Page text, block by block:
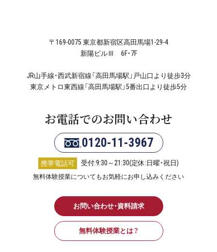
〒169-0075 東京都新宿区高田馬場1-29-4
新陽ビルⅢ 6F・7F
JR山手線・西武新宿線「高田馬場駅」戸山口より徒歩3分
東京メトロ東西線「高田馬場駅」5番出口より徒歩5分
お電話でのお問い合わせ
0120-11-3967
携帯電話可 受付:9:30～21:30(定休:日曜・祝日)
無料体験授業についてもお気軽にお申し込みください
お問い合わせ・資料請求
無料体験授業とは？